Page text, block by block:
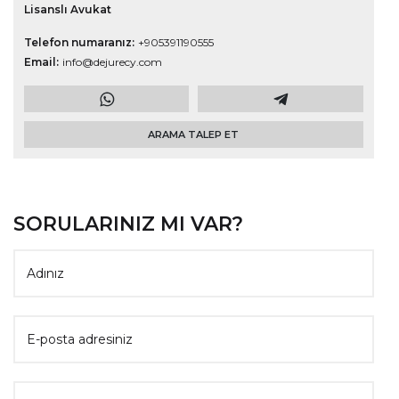
Lisanslı Avukat
Telefon numaranız +905391190555
Email
info@dejurecy.com
ARAMA TALEP ET
SORULARINIZ MI VAR?
Adınız
E-posta adresiniz
Website